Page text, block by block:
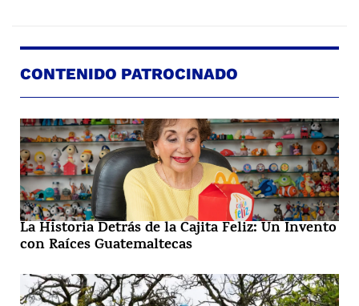
CONTENIDO PATROCINADO
La Historia Detrás de la Cajita Feliz: Un Invento
con Raíces Guatemaltecas